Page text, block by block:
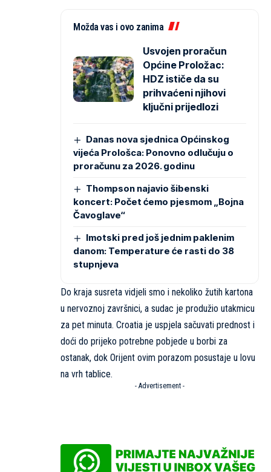
Možda vas i ovo zanima
Usvojen proračun
Općine Proložac:
HDZ ističe da su
prihvaćeni njihovi
ključni prijedlozi
Danas nova sjednica Općinskog
vijeća Prološca: Ponovno odlučuju o
proračunu za 2026. godinu
Thompson najavio šibenski
koncert: Počet ćemo pjesmom „Bojna
Čavoglave“
Imotski pred još jednim paklenim
danom: Temperature će rasti do 38
stupnjeva
Do kraja susreta vidjeli smo i nekoliko žutih kartona
u nervoznoj završnici, a sudac je produžio utakmicu
za pet minuta. Croatia je uspjela sačuvati prednost i
doći do prijeko potrebne pobjede u borbi za
ostanak, dok Orijent ovim porazom posustaje u lovu
na vrh tablice.
- Advertisement -